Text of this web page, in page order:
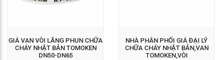
GIÁ VAN VÒI LĂNG PHUN CHỮA
CHÁY NHẬT BẢN TOMOKEN
DN50-DN65
114
NHÀ PHÂN PHỐI GIÁ ĐẠI LÝ
CHỮA CHÁY NHẬT BẢN,VAN
TOMOKEN,VÒI